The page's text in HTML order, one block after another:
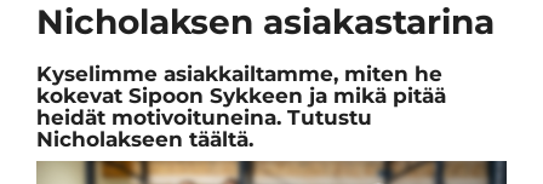
Nicholaksen asiakastarina
Kyselimme asiakkailtamme, miten he
kokevat Sipoon Sykkeen ja mikä pitää
heidät motivoituneina. Tutustu
Nicholakseen täältä.